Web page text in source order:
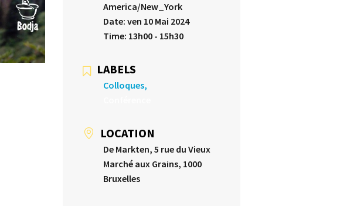
America/New_York
Date: ven 10 Mai 2024
Time: 13h00 - 15h30
LABELS
Colloques,
LOCATION
De Markten, 5 rue du Vieux
Marché aux Grains, 1000
Bruxelles